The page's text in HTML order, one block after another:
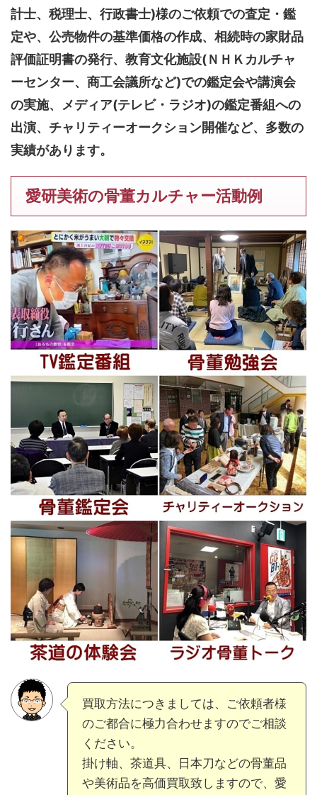
計士、税理士、行政書士)様のご依頼での査定・鑑
定や、公売物件の基準価格の作成、相続時の家財品
評価証明書の発行、教育文化施設(ＮＨＫカルチャ
ーセンター、商工会議所など)での鑑定会や講演会
の実施、メディア(テレビ・ラジオ)の鑑定番組への
出演、チャリティーオークション開催など、多数の
実績があります。
愛研美術の骨董カルチャー活動例
買取方法につきましては、ご依頼者様
のご都合に極力合わせますのでご相談
ください。
掛け軸、茶道具、日本刀などの骨董品
や美術品を高価買取致しますので、愛